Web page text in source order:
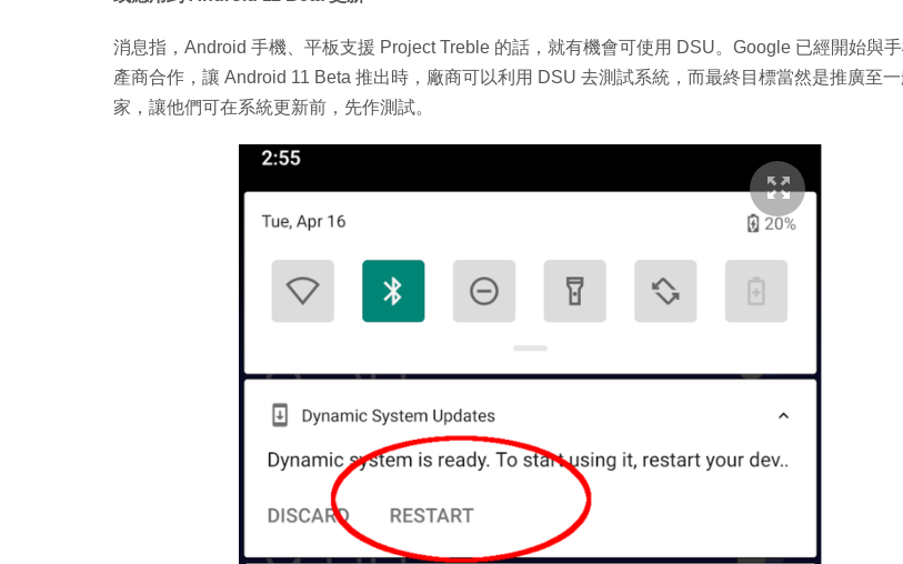
消息指，Android 手機、平板支援 Project Treble 的話，就有機會可使用 DSU。Google 已經開始與
產商合作，讓 Android 11 Beta 推出時，廠商可以利用 DSU 去測試系統，而最終目標當然是推廣至一
家，讓他們可在系統更新前，先作測試。